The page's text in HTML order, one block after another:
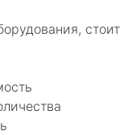
стоит